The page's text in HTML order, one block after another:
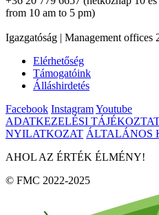
from 10 am to 5 pm)
Igazgatóság | Management
Elérhetőség
Támogatóink
Álláshirdetés
Facebook InstagramYoutube
ADATKEZELÉSI
NYILATKOZAT ÁLTALÁNOS
AHOL AZ ÉRTÉK ÉLMÉNY!
© FMC 2022-2025